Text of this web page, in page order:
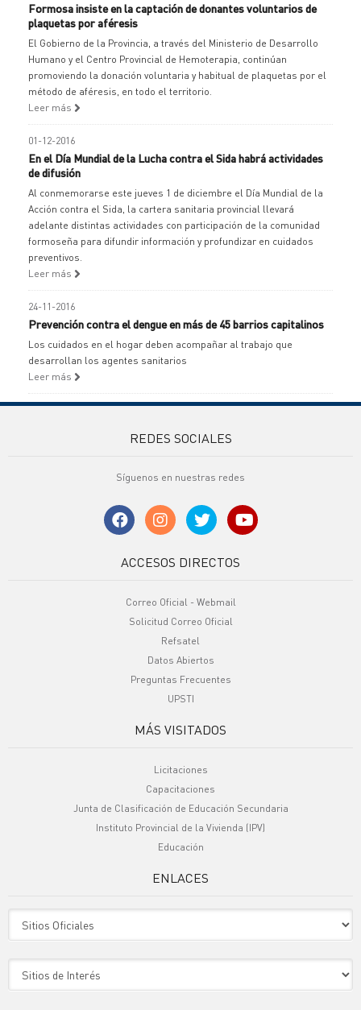
Formosa insiste en la captación de donantes voluntarios de
plaquetas por aféresis
El Gobierno de la Provincia, a través del Ministerio de Desarrollo
Humano y el Centro Provincial de Hemoterapia, continúan
promoviendo la donación voluntaria y habitual de plaquetas por el
método de aféresis, en todo el territorio.
Leer más
01-12-2016
En el Día Mundial de la Lucha contra el Sida habrá actividades
de difusión
Al conmemorarse este jueves 1 de diciembre el Día Mundial de la
Acción contra el Sida, la cartera sanitaria provincial llevará
adelante distintas actividades con participación de la comunidad
formoseña para difundir información y profundizar en cuidados
preventivos.
Leer más
24-11-2016
Prevención contra el dengue en más de 45 barrios capitalinos
Los cuidados en el hogar deben acompañar al trabajo que
desarrollan los agentes sanitarios
Leer más
REDES SOCIALES
Síguenos en nuestras redes
ACCESOS DIRECTOS
Correo Oficial - Webmail
Solicitud Correo Oficial
Refsatel
Datos Abiertos
Preguntas Frecuentes
UPSTI
MÁS VISITADOS
Licitaciones
Capacitaciones
Junta de Clasificación de Educación Secundaria
Instituto Provincial de la Vivienda (IPV)
Educación
ENLACES